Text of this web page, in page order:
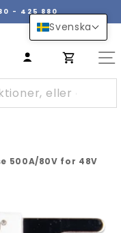
- 425 880
500A/80V for 48V
Svenska